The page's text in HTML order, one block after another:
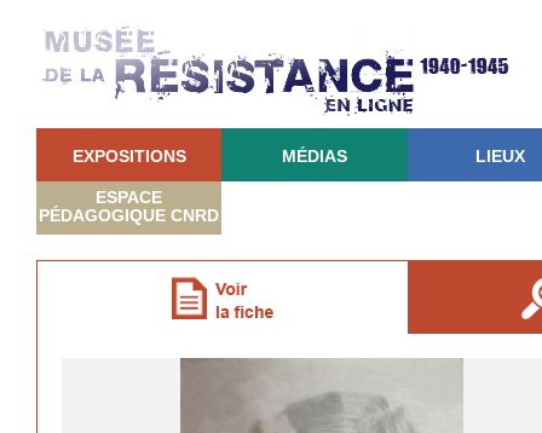
EXPOSITIONS MÉDIAS LIEUX
ESPACE
PÉDAGOGIQUE CNRD